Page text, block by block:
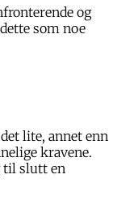
og
som noe
lite, annet enn
kravene.
til slutt en